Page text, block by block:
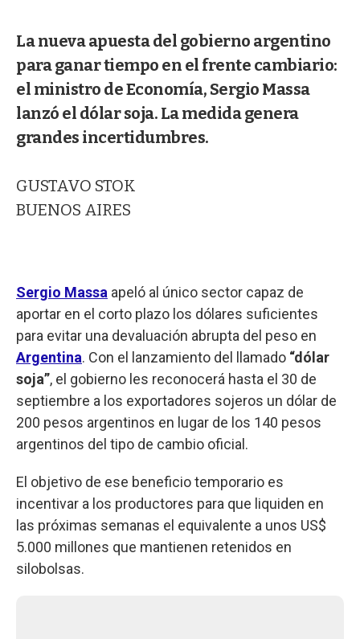
La nueva apuesta del gobierno argentino
para ganar tiempo en el frente cambiario:
el ministro de Economía, Sergio Massa
lanzó el dólar soja. La medida genera
grandes incertidumbres.
GUSTAVO STOK
BUENOS AIRES
Sergio Massa apeló al único sector capaz de
aportar en el corto plazo los dólares suficientes
para evitar una devaluación abrupta del peso en
Argentina. Con el lanzamiento del llamado “dólar
soja”, el gobierno les reconocerá hasta el 30 de
septiembre a los exportadores sojeros un dólar de
200 pesos argentinos en lugar de los 140 pesos
argentinos del tipo de cambio oficial.
El objetivo de ese beneficio temporario es
incentivar a los productores para que liquiden en
las próximas semanas el equivalente a unos US$
5.000 millones que mantienen retenidos en
silobolsas.